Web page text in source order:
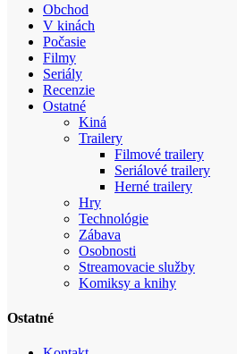
Obchod
V kinách
Počasie
Filmy
Seriály
Recenzie
Ostatné
Kiná
Trailery
Filmové trailery
Seriálové trailery
Herné trailery
Hry
Technológie
Zábava
Osobnosti
Streamovacie služby
Komiksy a knihy
Ostatné